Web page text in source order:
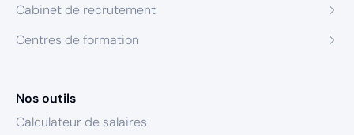
Cabinet de recrutement
Centres de formation
Nos outils
Calculateur de salaires